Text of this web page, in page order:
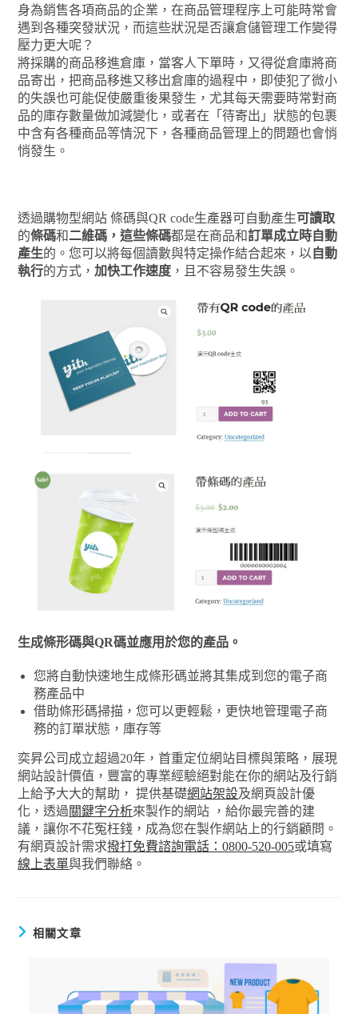
身為銷售各項商品的企業，在商品管理程序上可能時常會
遇到各種突發狀況，而這些狀況是否讓倉儲管理工作變得
壓力更大呢？
將採購的商品移進倉庫，當客人下單時，又得從倉庫將商
品寄出，把商品移進又移出倉庫的過程中，即使犯了微小
的失誤也可能促使嚴重後果發生，尤其每天需要時常對商
品的庫存數量做加減變化，或者在「待寄出」狀態的包裹
中含有各種商品等情況下，各種商品管理上的問題也會悄
悄發生。
透過購物型網站 條碼與QR code生產器可自動產生可讀取
的條碼和二維碼，這些條碼都是在商品和訂單成立時自動
產生的。您可以將每個讀數與特定操作結合起來，以 自動
執行的方式，加快工作速度 ，且不容易發生失誤。
生成條形碼與QR碼並應用於您的產品。
您將自動快速地生成條形碼並將其集成到您的電子商
務產品中
借助條形碼掃描，您可以更輕鬆，更快地管理電子商
務的訂單狀態，庫存等
奕昇公司成立超過20年，首重定位網站目標與策略，展現
網站設計價值，豐富的專業經驗絕對能在你的網站及行銷
上給予大大的幫助， 提供基礎網站架設及網頁設計優
化，透過關鍵字分析來製作的網站 ，給你最完善的建
議，讓你不花冤枉錢，成為您在製作網站上的行銷顧問。
有網頁設計需求撥打免費諮詢電話：0800-520-005或填寫
線上表單與我們聯絡。
相關文章